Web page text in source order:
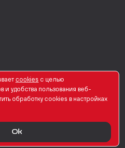
2026
сookies с целью
и удобства пользования веб-
обработку сookies в настройках
Ok